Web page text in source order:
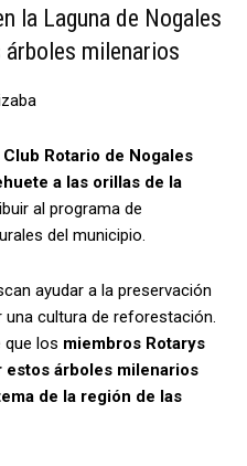
la Laguna de Nogales
milenarios
Rotario de Nogales
a las orillas de la
al programa de
del municipio.
ayudar a la preservación
cultura de reforestación.
que los miembros Rotarys
estos árboles milenarios
de la región de las